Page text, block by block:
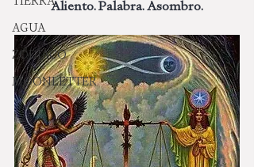
AGUA
ZODIACO
MOONLETTER
Aliento. Palabra. Asombro.